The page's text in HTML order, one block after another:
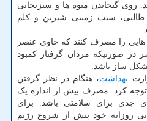
گنجاندن میوه ها و سبزیجاتی
طالبی، سیب زمینی شیرین و کلم
هایی را مصرف کنند که حاوی عنصر
در صورتیکه مردان گرفتار کمبود
ساز باشد.
بهداشت، هنگام در نظر گرفتن
توجه کرد. مصرف بیش از اندازه یک
جدی برای سلامتی باشد. برای
روزانه خود پیش از شروع رژیم